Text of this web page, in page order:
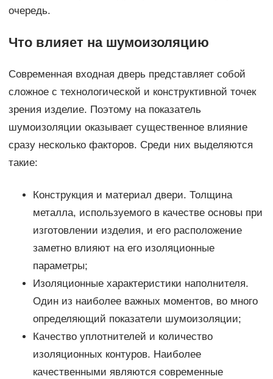
очередь.
Что влияет на шумоизоляцию
Современная входная дверь представляет собой
сложное с технологической и конструктивной точек
зрения изделие. Поэтому на показатель
шумоизоляции оказывает существенное влияние
сразу несколько факторов. Среди них выделяются
такие:
Конструкция и материал двери. Толщина
металла, используемого в качестве основы при
изготовлении изделия, и его расположение
заметно влияют на его изоляционные
параметры;
Изоляционные характеристики наполнителя.
Один из наиболее важных моментов, во много
определяющий показатели шумоизоляции;
Качество уплотнителей и количество
изоляционных контуров. Наиболее
качественными являются современные